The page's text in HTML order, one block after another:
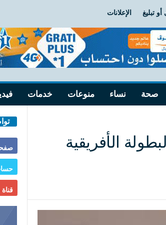
تبليغ الإعلانات
صحة نساء منوعات خدمات
الأفريقية